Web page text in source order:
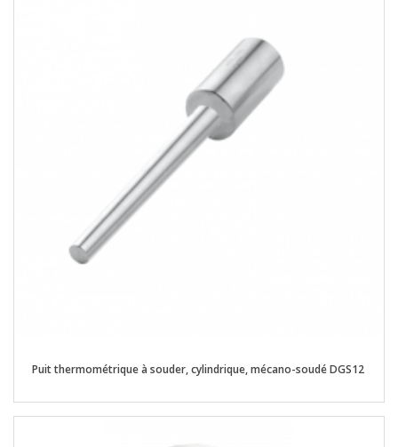
Puit thermométrique à souder, cylindrique, mécano-soudé DGS12